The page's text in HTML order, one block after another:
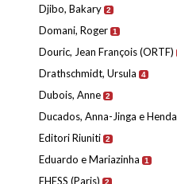
Djibo, Bakary 2
Domani, Roger 1
Douric, Jean François (ORTF)
Drathschmidt, Ursula 4
Dubois, Anne 2
Ducados, Anna-Jinga e Henda
Editori Riuniti 2
Eduardo e Mariazinha 1
EHESS (Paris) 2